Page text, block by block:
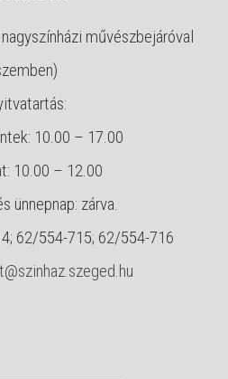
művészbejáróval
10.00 – 17.00
10.00 – 12.00
ünnepnap: zárva.
62/554-715; 62/554-716